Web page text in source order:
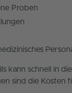
Proben
kann schnell in
sind die Kosten